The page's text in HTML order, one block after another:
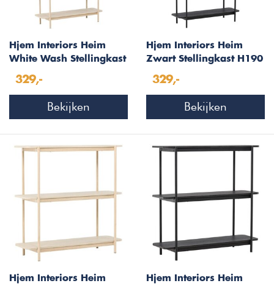
Hjem Interiors Heim
White Wash Stellingkast
329,-
Bekijken
Hjem Interiors Heim
Zwart Stellingkast H190
329,-
Bekijken
Hjem Interiors Heim
Hjem Interiors Heim